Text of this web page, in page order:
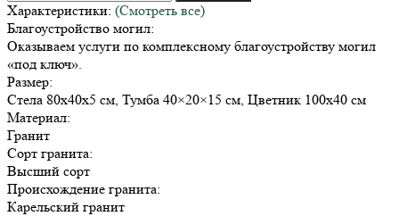
Характеристики: (Смотреть все)
Благоустройство могил:
Оказываем услуги по комплексному благоустройству могил
«под ключ».
Размер:
Стела 80х40х5 см, Тумба 40×20×15 см, Цветник 100х40 см
Материал:
Гранит
Сорт гранита:
Высший сорт
Происхождение гранита:
Карельский гранит